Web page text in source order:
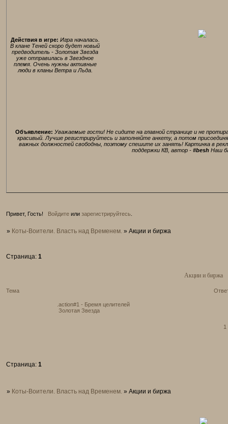
Действия в игре: Игра началась.
В клане Теней скоро будет новый
предводитель - Золотая Звезда
уже отправилась в Звездное
племя. Очень нужны активные
люди в кланы Ветра и Льда.
Объявление: Уважаемые гости! Не сидите на главной странице и не
красивый. Лучше регистрируйтесь и заполняйте анкету, а потом
важных должностей свободны, поэтому спешите их занять! Картинка в
поддержки КВ, автор - #beshНаш
Привет, Гость! Войдитеили зарегистрируйтесь
» Коты-Воители. Власть над Временем. »Акции и биржа
Акции и биржа
Страница:1
Тема
.action#1 - Бремя целителей
Золотая Звезда
1
Страница:1
» Коты-Воители. Власть над Временем. »Акции и биржа